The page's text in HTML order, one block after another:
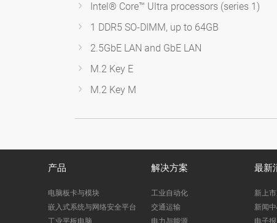
Intel® Core™ Ultra processors (series 1)
1 DDR5 SO-DIMM, up to 64GB
2.5GbE LAN and GbE LAN
M.2 Key E
M.2 Key M
产品
电脑板卡与模块
嵌入式系统与网络安全平台
工业平板电脑
解决方案
工业自动化
交通运输
电力与能源
最新
新上
新闻
电子报